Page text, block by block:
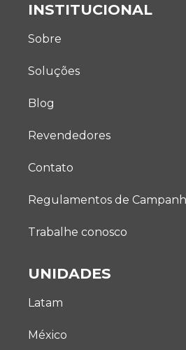
INSTITUCIONAL
Sobre
Soluções
Blog
Revendedores
Contato
Regulamentos de
Trabalhe conosco
UNIDADES
Latam
México